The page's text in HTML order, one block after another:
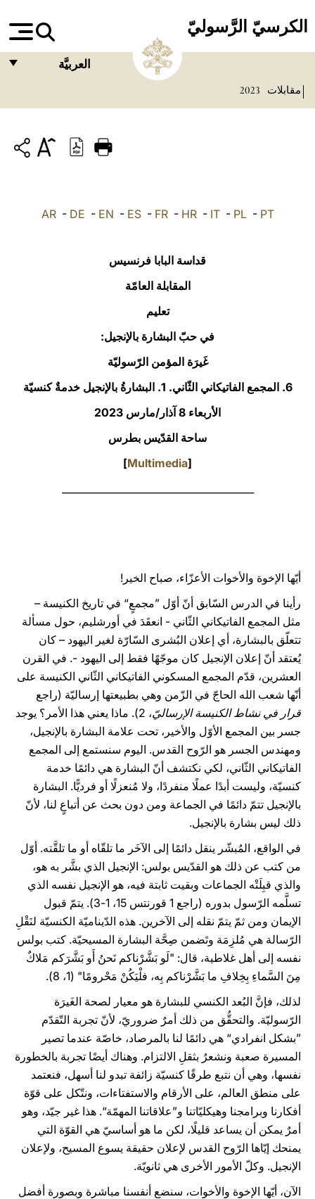
الكرسيّ الرَّسوليّ
العربيَّة
ITALIANO
مقابلات 2023
AR- DE - EN - ES- FR- HR- IT- PL- PT
قداسة البابا فرنسيس
المقابلة العامّة
تعليم
في حبّ البشارة بالإنجيل:
غَيرَة المؤمن الرّسوليّة
6. المجمع الفاتيكاني الثّاني. 1. البشارةُ بالإنجيل خدمةٌ كنسيّة
الأربعاء 8 آذار/مارس 2023‏
ساحة القدّيس بطرس
[
Multimedia
]
أيّها الإخوة والأخوات الأعزّاء، صباح الخير!
رأينا في الدرس السّابق أنّ أوّل ”مجمعٍ“ في تاريخ الكنيسة –
مثل المجمع الفاتيكاني الثّاني - انعقَدَ في أورشليم، حول مسألة
تتعلّق بالبشارة، أي إعلان البُشرى السّارّة لغير اليهود – كان
يُعتقد أنّ إعلان الإنجيل كان موجّهًا فقط إلى اليهود -. في القرن
العشرين، قدّم المجمع المسكوني الفاتيكاني الثّاني الكنيسة على
أنّها شعب الله الحاجّ في الزّمن وهي بطبيعتها إرساليّة (راجع
قرار في نشاط الكنيسة الإرساليّ
، 2). ماذا يعني هذا الأمر؟ يوجد
جسر بين المجمع الأوّل والأخير، تحت علامة البشارة بالإنجيل،
ومهندس الجسر هو الرّوح القدس. اليوم سنستمع إلى المجمع
الفاتيكاني الثّاني، لكي نكتشف أنّ البشارة هي دائمًا خدمة
كنسيّة، وليست أبدًا عملًا منفردًا، ولا مُنعزلًا أو فرديًّا. البشارة
بالإنجيل تتمّ دائمًا في الجماعة ومن دون بحث عن أتباعٍ لنا، لأنّ
ذلك ليس بشارة بالإنجيل.
في الواقع، المُبشّر ينقل دائمًا إلى الآخَر ما تلقّاه أو ما تلقَّته. أوّل
من كتب عن ذلك هو القدّيس بولس: الإنجيل الذي بشَّر به هو،
والذي قبِلَتْه الجماعات وبقيت ثابتة فيه، هو الإنجيل نفسه الذي
تسلَّمه الرّسول بدوره (راجع 1 قورنتس 15، 1-3). يتمّ قبول
الإيمان ومن ثمّ يتمّ نقله إلى الآخرين. هذه الدّيناميّة الكنسيّة لنَقْلِ
الرّسالة هي مُلزِمَة وتَضمن صِحَّة البشارة المسيحيّة. كتب بولس
نفسه إلى أهل غلاطية، قال: "لَو بَشَّرْناكم نَحنُ أَو بَشَّرَكم مَلاكٌ
مِنَ السَّماءِ بِخِلافِ ما بَشَّرْناكم بِه، فلْيَكُنْ مَحْرومًا" (1، 8).
لذلك، فإنَّ البُعد الكنسي للبشارة هو معيار لصحة الغَيرَة
الرّسوليّة. والتحقُّق من ذلك أمرٌ ضروريّ، لأنّ تجربة التّقدّم
”بشكل انفرادي“ هي دائمًا لنا بالمرصاد، خاصّة عندما تصير
المسيرة صعبة ونشعرُ بثقلِ الالتزام. وهناك أيضًا تجربة بالخطورة
نفسها، وهي أن نتبع طرقًا كنسيّة زائفة تبدو لنا أسهل، فنعتمد
على منطق العالم، على الأرقام والاستفتاءات، ونتّكل على قوّة
أفكارنا وبرامجنا وهيكليّاتنا و”علاقاتنا المهمّة“. هذا غير جيّد، وهو
أمرٌ يمكن أن يساعد قليلًا، لكن ما هو أساسيّ هي القوّة التي
يمنحك إيّاها الرّوح القدس لإعلان حقيقة يسوع المسيح، ولإعلان
الإنجيل. وكلّ الأمور الأخرى هي ثانويّة.
الآن، أيّها الإخوة والأخوات، سنضع أنفسنا مباشرة وبصورة أفضل